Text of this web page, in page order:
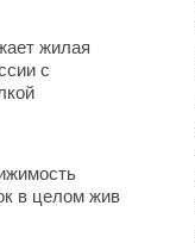
жилая
с
в целом жив